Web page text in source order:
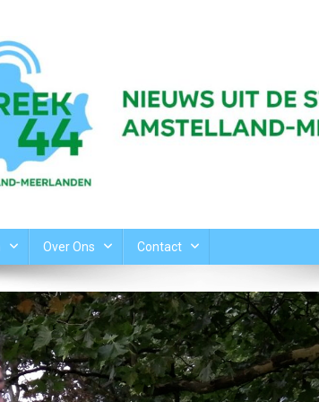
Over Ons Contact